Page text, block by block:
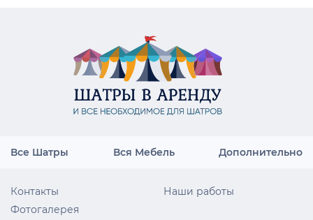
Все Шатры Вся Мебель Дополнительно
Контакты
Наши работы
Фотогалерея